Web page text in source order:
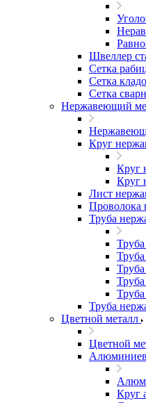
Швеллер
Сетка
Сетка
Сетка
Нержавеющий
Круг
Круг
Круг
Лист
Проволока
Труба
Труба
Труба
Труба
Цветной металл
Цветной
Круг